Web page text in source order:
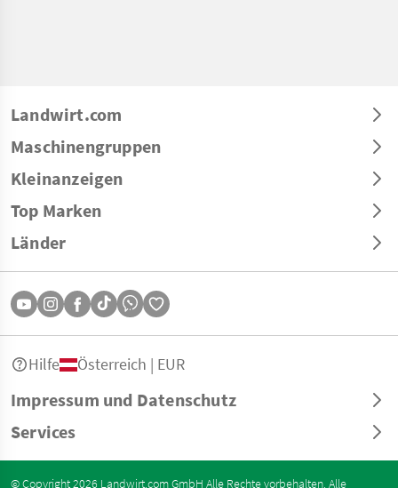
Landwirt.com
Maschinengruppen
Kleinanzeigen
Top Marken
Länder
Impressum und Datenschutz
Services
Hilfe Österreich | EUR
© Copyright 2026 Landwirt.com GmbH Alle Rechte vorbehalten. Alle